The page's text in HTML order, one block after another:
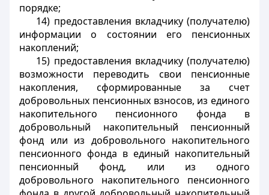
порядке;
14) предоставления вкладчику (получателю)
информации о состоянии его пенсионных
накоплений;
15) предоставления вкладчику (получателю)
возможности переводить свои пенсионные
накопления, сформированные за счет
добровольных пенсионных взносов, из единого
накопительного пенсионного фонда в
добровольный накопительный пенсионный
фонд или из добровольного накопительного
пенсионного фонда в единый накопительный
пенсионный фонд, или из одного
добровольного накопительного пенсионного